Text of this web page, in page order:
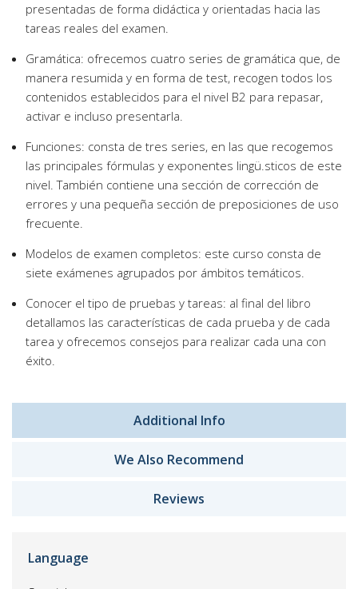
presentadas de forma didáctica y orientadas hacia las
tareas reales del examen.
Gramática: ofrecemos cuatro series de gramática que, de
manera resumida y en forma de test, recogen todos los
contenidos establecidos para el nivel B2 para repasar,
activar e incluso presentarla.
Funciones: consta de tres series, en las que recogemos
las principales fórmulas y exponentes lingü.sticos de este
nivel. También contiene una sección de corrección de
errores y una pequeña sección de preposiciones de uso
frecuente.
Modelos de examen completos: este curso consta de
siete exámenes agrupados por ámbitos temáticos.
Conocer el tipo de pruebas y tareas: al final del libro
detallamos las características de cada prueba y de cada
tarea y ofrecemos consejos para realizar cada una con
éxito.
Additional Info
We Also Recommend
Reviews
Language